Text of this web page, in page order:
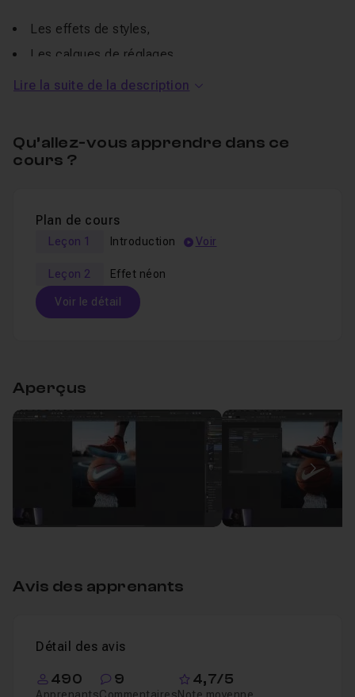
Les effets de styles,
Les calques de réglages,
Les options de fusion,
Un salonEntraideest à votre disposition pour toutes
questions.
fin de formation.
Pour en apprendre plus sur le Affinity Photo,
Lire la suite de la description
Qu’allez-vous apprendre dans ce
cours ?
Plan de cours
Leçon 1 Introduction Voir
Leçon 2 Effet néon
Voir le détail
Voir
Effet néon
Aperçus
Avis des apprenants
Détail des avis
490 9 4,7/5